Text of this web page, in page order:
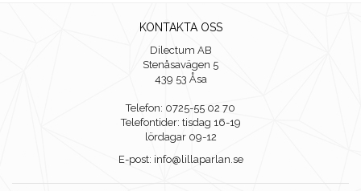
KONTAKTA OSS
Dilectum AB
Stenåsavägen 5
439 53 Åsa
Telefon: 0725-55 02 70
Telefontider: tisdag 16-19
lördagar 09-12
E-post: info@lillaparlan.se